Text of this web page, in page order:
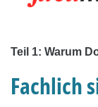
Teil 1: Warum
Fachlich